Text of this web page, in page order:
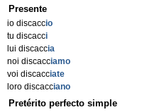
Presente
io discaccio
tu discacci
lui discaccia
noi discacciamo
voi discacciate
loro discacciano
Pretérito perfecto simple